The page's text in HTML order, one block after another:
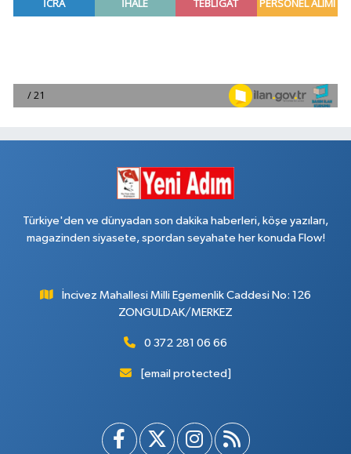
Türkiye'den ve dünyadan son dakika haberleri, köşe yazıları,
magazinden siyasete, spordan seyahate her konuda Flow!
İncivez Mahallesi Milli Egemenlik Caddesi No: 126
ZONGULDAK/MERKEZ
0 372 281 06 66
[email protected]